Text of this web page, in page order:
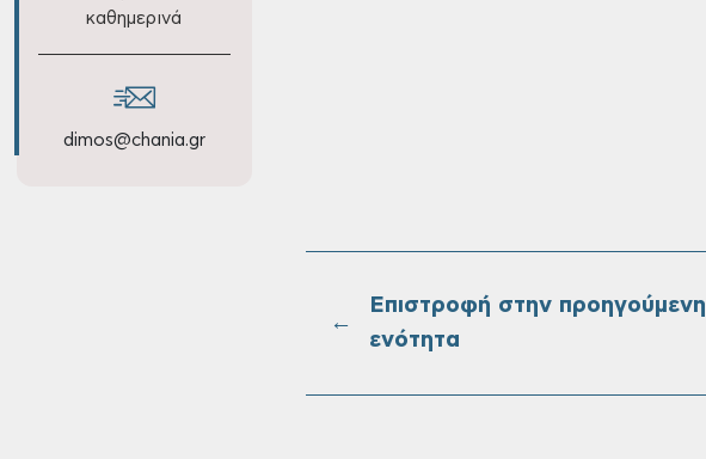
καθημερινά
dimos@chania.gr
←
Επιστροφή στην προηγούμενη
ενότητα